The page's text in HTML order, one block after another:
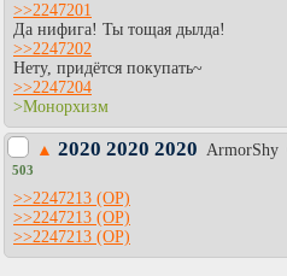
>>2247201
Да нифига! Ты тощая дылда!
>>2247202
Нету, придётся покупать~
>>2247204
>Монорхизм
▲ 2020 2020 2020 АrmоrShy
503
>>2247213
>>2247213
>>2247213